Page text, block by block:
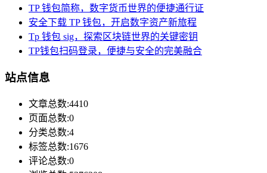
TP 钱包简称，数字货币世界的便捷通行证
安全下载 TP 钱包，开启数字资产新旅程
Tp 钱包 sig，探索区块链世界的关键密钥
TP钱包扫码登录，便捷与安全的完美融合
站点信息
文章总数:4410
页面总数:0
分类总数:4
标签总数:1676
评论总数:0